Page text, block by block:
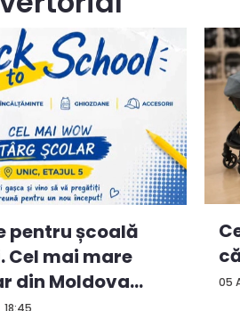
18:45
pentru școală
Cel mai mare
din Moldova
05